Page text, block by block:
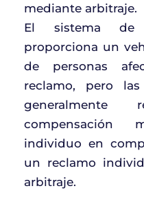
mediante arbitraje.
El sistema de
proporciona un
de personas
reclamo, pero
compensación
individuo en
un reclamo
arbitraje.